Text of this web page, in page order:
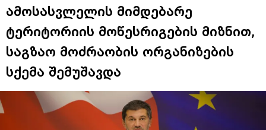
ამოსასვლელის მიმდებარე
ტერიტორიის მოწესრიგების მიზნით,
საგზაო მოძრაობის ორგანიზების
სქემა შემუშავდა